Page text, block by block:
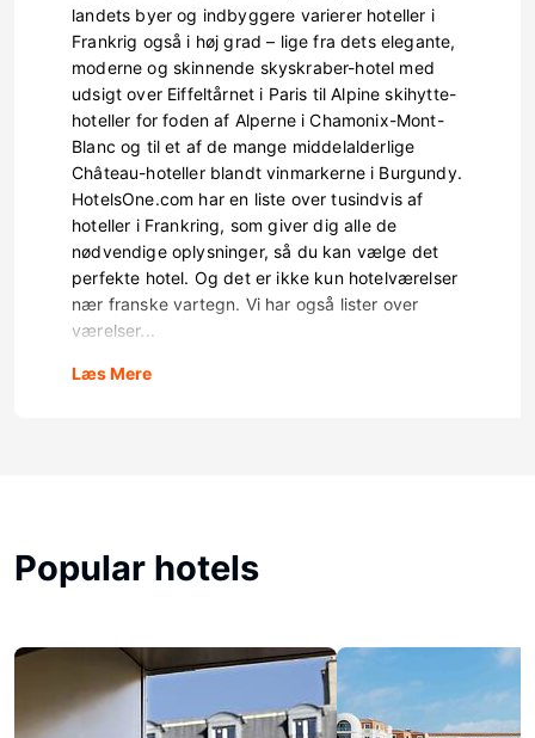
landets byer og indbyggere varierer hoteller i
Frankrig også i høj grad – lige fra dets elegante,
moderne og skinnende skyskraber-hotel med
udsigt over Eiffeltårnet i Paris til Alpine skihytte-
hoteller for foden af Alperne i Chamonix-Mont-
Blanc og til et af de mange middelalderlige
Château-hoteller blandt vinmarkerne i Burgundy.
HotelsOne.com har en liste over tusindvis af
hoteller i Frankring, som giver dig alle de
nødvendige oplysninger, så du kan vælge det
perfekte hotel. Og det er ikke kun hotelværelser
nær franske vartegn. Vi har også lister over
værelser...
Læs Mere
Popular hotels